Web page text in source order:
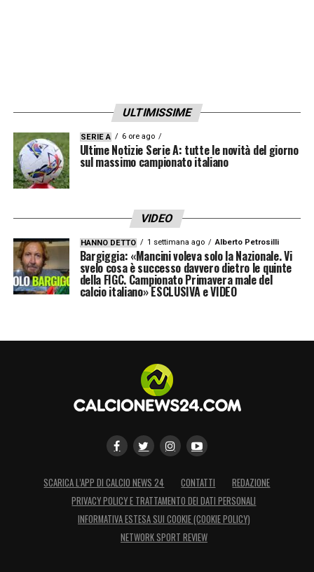
ULTIMISSIME
SERIE A 6 ore ago
Ultime Notizie Serie A: tutte le novità del giorno
sul massimo campionato italiano
VIDEO
HANNO DETTO 1 settimana ago Alberto Petrosilli
Bargiggia: «Mancini voleva solo la Nazionale. Vi
svelo cosa è successo davvero dietro le quinte
della FIGC. Campionato Primavera male del
calcio italiano» ESCLUSIVA e VIDEO
SCARICA L’APP DI CALCIO NEWS 24 CONTATTI
REDAZIONE
PRIVACY POLICY E TRATTAMENTO DEI DATI PERSONALI
INFORMATIVA ESTESA SUI COOKIE (COOKIE POLICY)
NETWORK SPORT REVIEW